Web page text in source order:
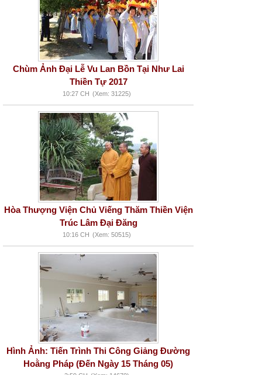
Chùm Ảnh Đại Lễ Vu Lan Bồn Tại Như Lai
Thiền Tự 2017
10:27 CH (Xem: 31225)
Hòa Thượng Viện Chủ Viếng Thăm Thiền Viện
Trúc Lâm Đại Đăng
10:16 CH (Xem: 50515)
Hình Ảnh: Tiến Trình Thi Công Giảng Đường
Hoằng Pháp (Đến Ngày 15 Tháng 05)